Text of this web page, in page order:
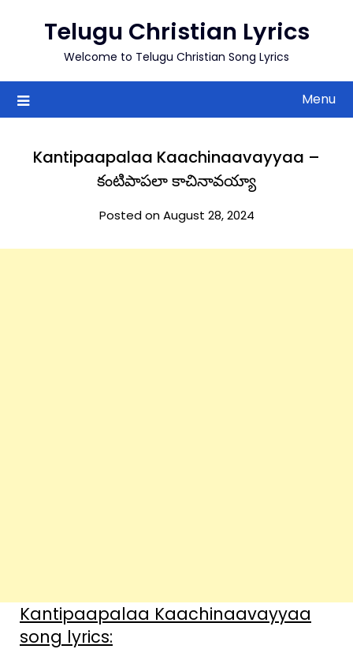
Telugu Christian Lyrics
Welcome to Telugu Christian Song Lyrics
Menu
Kantipaapalaa Kaachinaavayyaa –
కంటిపాపలా కాచినావయ్యా
Posted on August 28, 2024
Kantipaapalaa Kaachinaavayyaa
song lyrics: